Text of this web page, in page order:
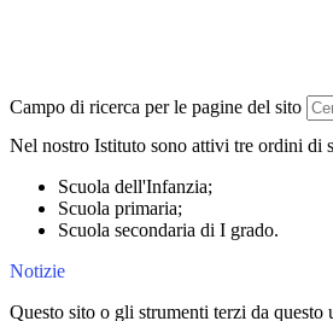
Campo di ricerca per le pagine del sito
Nel nostro Istituto sono attivi tre ordini di
Scuola dell'Infanzia;
Scuola primaria;
Scuola secondaria di I grado.
Notizie
Questo sito o gli strumenti terzi da